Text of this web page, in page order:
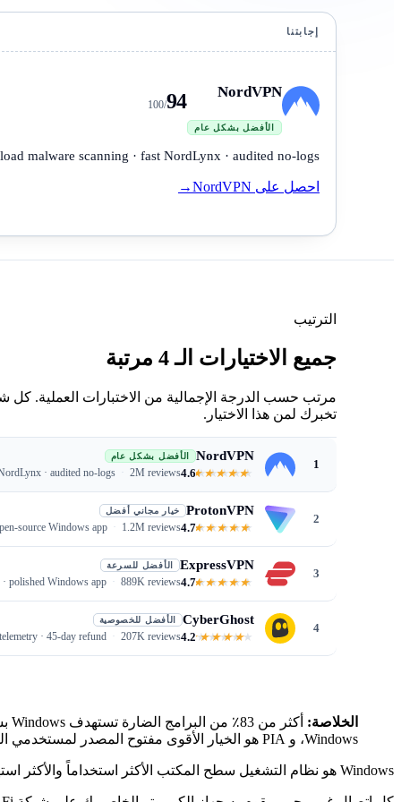
إجابتنا
NordVPN
الأفضل بشكل عام
94
/100
malware scanning · fast NordLynx · audited no-logs.
احصل على NordVPN →
الترتيب
جميع الاختيارات الـ 4 مرتبة
مرتب حسب الدرجة الإجمالية من الاختبارات العملية. كل
تخبرك لمن هذا الاختيار.
1
NordVPN الأفضل بشكل عام
4.6
2M reviews
· audited no-logs
2
ProtonVPN خيار مجاني أفضل
4.7
1.2M reviews
source Windows app
3
ExpressVPN الأفضل للسرعة
4.7
889K reviews
polished Windows app
4
CyberGhost الأفضل للخصوصية
4.2
207K reviews
· 45-day refund
الخلاصة:
Windows، و PIA هو الخيار الأقوى مفتوح المصدر لمستخدمي الطاقة.
Windows هو نظام التشغيل سطح المكتب الأكثر استخداماً والأكثر استهدافاً في العالم.